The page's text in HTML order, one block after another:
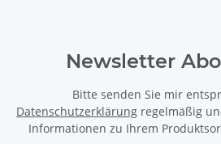
Newsletter
Bitte senden Sie mir
Datenschutzerklärung regelmäßig
Informationen zu Ihrem